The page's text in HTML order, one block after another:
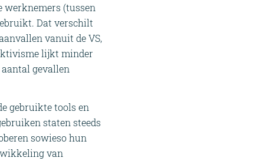
werknemers (tussen
Dat verschilt
vanuit de VS,
lijkt minder
gevallen
gebruikte tools en
staten steeds
sowieso hun
van